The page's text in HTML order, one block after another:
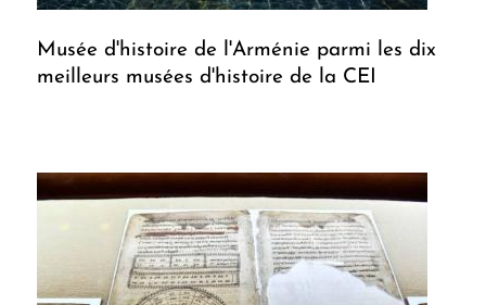
Musée d'histoire de l'Arménie parmi les dix
meilleurs musées d'histoire de la CEI